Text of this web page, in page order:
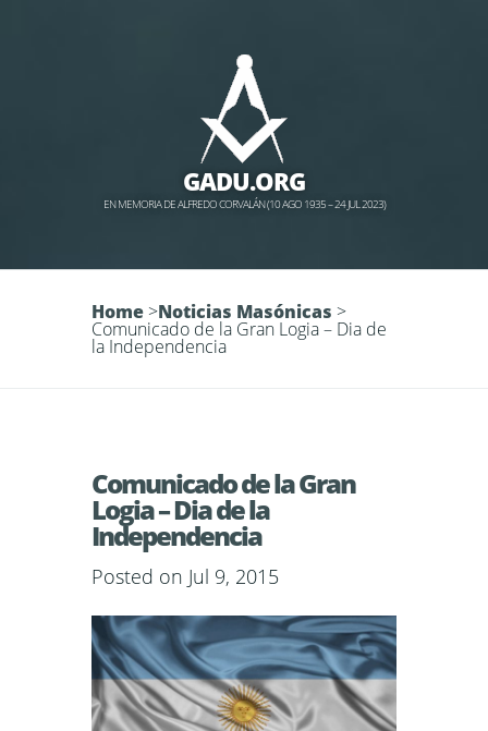
GADU.ORG
EN MEMORIA DE ALFREDO CORVALÁN (10 AGO 1935 – 24 JUL 2023)
Home >Noticias Masónicas >
Comunicado de la Gran Logia – Dia de
la Independencia
Comunicado de la Gran
Logia – Dia de la
Independencia
Posted on Jul 9, 2015